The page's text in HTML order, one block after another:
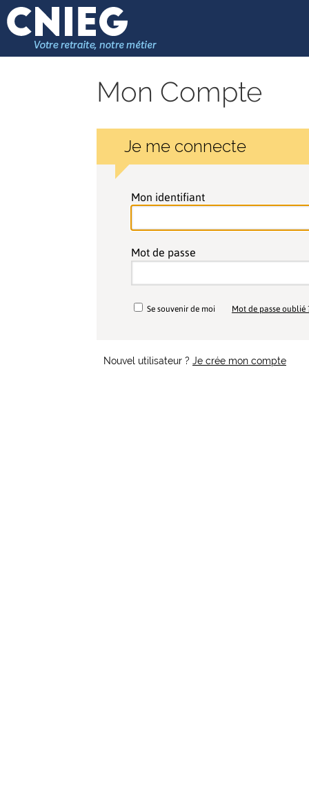
Mon Compte
Je me connecte
Mon identifiant
Mot de passe
Se souvenir de moi Mot de passe oublié
Nouvel utilisateur ? Je crée mon compte